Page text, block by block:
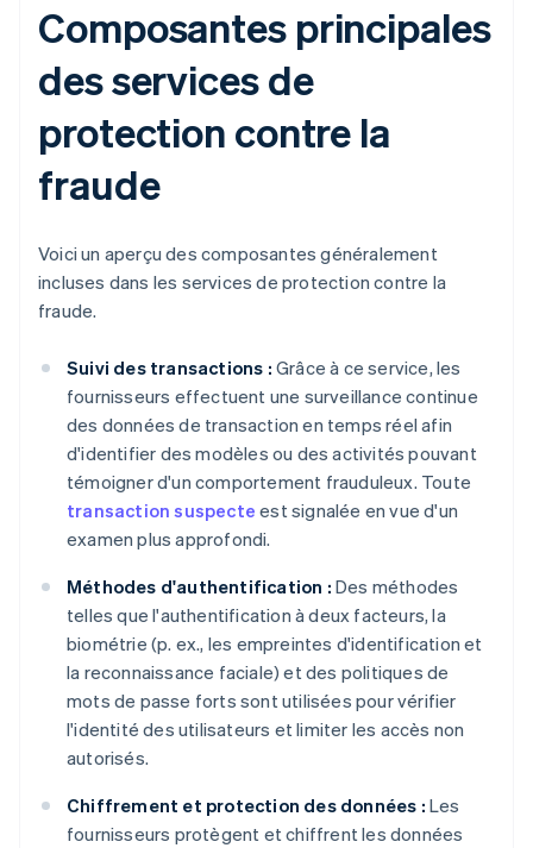
Composantes principales
des services de
protection contre la
fraude
Voici un aperçu des composantes généralement
incluses dans les services de protection contre la
fraude.
Suivi des transactions : Grâce à ce service, les
fournisseurs effectuent une surveillance continue
des données de transaction en temps réel afin
d'identifier des modèles ou des activités pouvant
témoigner d'un comportement frauduleux. Toute
transaction suspecte est signalée en vue d'un
examen plus approfondi.
Méthodes d'authentification : Des méthodes
telles que l'authentification à deux facteurs, la
biométrie (p. ex., les empreintes d'identification et
la reconnaissance faciale) et des politiques de
mots de passe forts sont utilisées pour vérifier
l'identité des utilisateurs et limiter les accès non
autorisés.
Chiffrement et protection des données : Les
fournisseurs protègent et chiffrent les données